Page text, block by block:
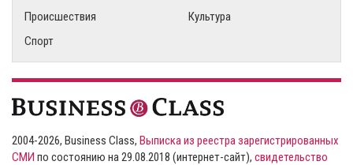
Происшествия
Культура
Спорт
2004-2026, Business Class, Выписка из реестра зарегистрированных
СМИ по состоянию на 29.08.2018 (интернет-сайт), свидетельство